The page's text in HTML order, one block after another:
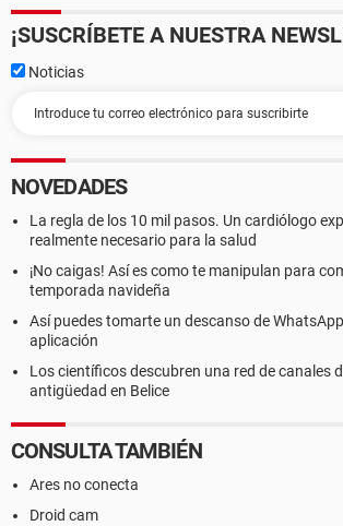
¡SUSCRÍBETE A NUESTRA
Noticias
NOVEDADES
La regla de los 10 mil pasos. Un cardiólogo
realmente necesario para la salud
¡No caigas! Así es como te manipulan para
temporada navideña
Así puedes tomarte un descanso de
aplicación
Los científicos descubren una red de canales
antigüedad en Belice
CONSULTA TAMBIÉN
Ares no conecta
Droid cam